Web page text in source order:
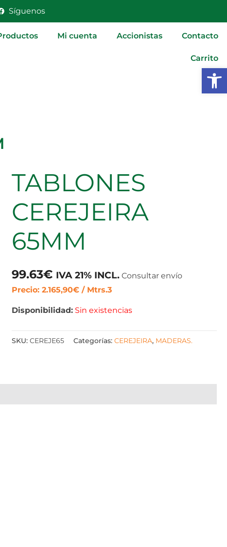
Síguenos
Mi cuenta Accionistas Contacto
Carrito
TABLONES
CEREJEIRA
65MM
99.63€ IVA 21% INCL. Consultar envío
Precio: 2.165,90€ / Mtrs.3
Disponibilidad: Sin existencias
SKU:CEREJE65 Categorías:CEREJEIRA, MADERAS.